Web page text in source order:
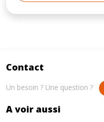
Contact
Un besoin ? Une question ?
A voir aussi